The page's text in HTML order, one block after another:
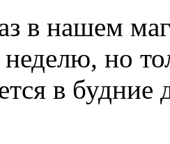
в нашем
но
в будние